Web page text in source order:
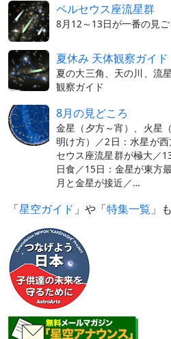
ペルセウス座流星群
8月12～13日が一番の見
夏休み 天体観察ガイド
夏の大三角、天の川、流
観察ガイド
8月の見どころ
金星（夕方～宵）、火星
明け方）／2日：水星が
セウス座流星群が極大／
日食／15日：金星が東方
月と金星が接近／…
「星空ガイド 」や「特集一覧 」